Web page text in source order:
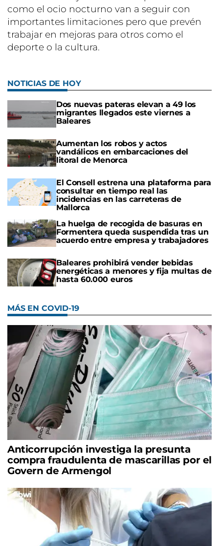
como el ocio nocturno van a seguir con
importantes limitaciones pero que prevén
trabajar en mejoras para otros como el
deporte o la cultura.
NOTICIAS DE HOY
Dos nuevas pateras elevan a 49 los
migrantes llegados este viernes a
Baleares
Aumentan los robos y actos
vandálicos en embarcaciones del
litoral de Menorca
El Consell estrena una plataforma para
consultar en tiempo real las
incidencias en las carreteras de
Mallorca
La huelga de recogida de basuras en
Formentera queda suspendida tras un
acuerdo entre empresa y trabajadores
Baleares prohibirá vender bebidas
energéticas a menores y fija multas de
hasta 60.000 euros
MÁS EN COVID-19
Anticorrupción investiga la presunta
compra fraudulenta de mascarillas por el
Govern de Armengol